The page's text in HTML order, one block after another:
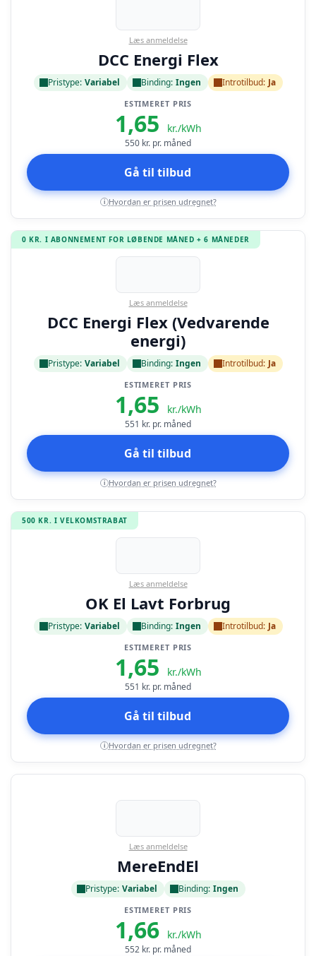
Læs anmeldelse
DCC Energi Flex
Pristype: Variabel Binding: Ingen Introtilbud: Ja
ESTIMERET PRIS
1,65 kr./kWh
550 kr. pr. måned
Gå til tilbud
i Hvordan er prisen udregnet?
0 KR. I ABONNEMENT FOR LØBENDE MÅNED + 6 MÅNEDER
Læs anmeldelse
DCC Energi Flex (Vedvarende
energi)
Pristype: Variabel Binding: Ingen Introtilbud: Ja
ESTIMERET PRIS
1,65 kr./kWh
551 kr. pr. måned
Gå til tilbud
i Hvordan er prisen udregnet?
500 KR. I VELKOMSTRABAT
Læs anmeldelse
OK El Lavt Forbrug
Pristype: Variabel Binding: Ingen Introtilbud: Ja
ESTIMERET PRIS
1,65 kr./kWh
551 kr. pr. måned
Gå til tilbud
i Hvordan er prisen udregnet?
Læs anmeldelse
MereEndEl
Pristype: Variabel Binding: Ingen
ESTIMERET PRIS
1,66 kr./kWh
552 kr. pr. måned